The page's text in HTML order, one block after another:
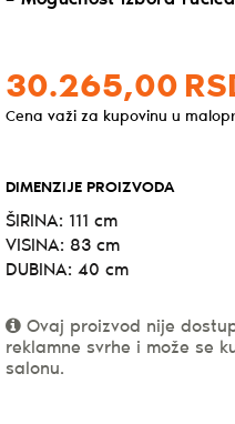
30.265,00
Cena važi za kupovinu u
DIMENZIJE PROIZVODA
ŠIRINA: 111 cm
VISINA: 83 cm
DUBINA: 40 cm
Ovaj proizvod nije
reklamne svrhe i može se
salonu.